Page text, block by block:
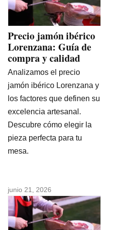
Precio jamón ibérico
Lorenzana: Guía de
compra y calidad
Analizamos el precio
jamón ibérico Lorenzana y
los factores que definen su
excelencia artesanal.
Descubre cómo elegir la
pieza perfecta para tu
mesa.
junio 21, 2026